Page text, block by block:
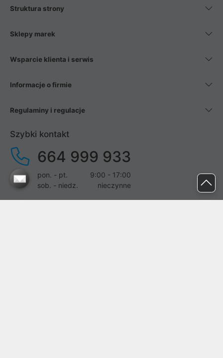
Struktura strony
Sklepy marek
Wsparcie klienta i serwis
Informacje o firmie
Regulaminy i regulacje
Szybki kontakt
664 999 933
pon. - pt.
9:00 - 17:00
sob. - niedz.
nieczynne